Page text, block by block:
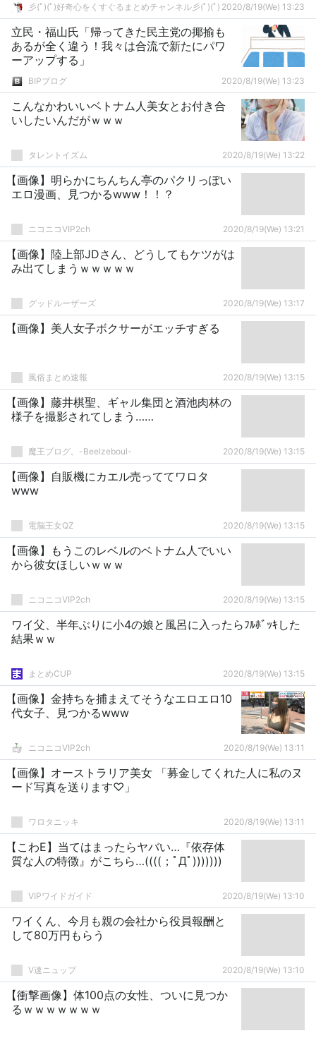
彡(ﾟ)(ﾟ)好奇心をくすぐるまとめチャンネル彡(ﾟ)(ﾟ) 2020/8/19(We) 13:23
立民・福山氏「帰ってきた民主党の揶揄も
あるが全く違う！我々は合流で新たにパワ
ーアップする」
BIPブログ 2020/8/19(We) 13:23
こんなかわいいベトナム人美女とお付き合
いしたいんだがｗｗｗ
タレントイズム 2020/8/19(We) 13:22
【画像】明らかにちんちん亭のパクリっぽい
エロ漫画、見つかるwww！！？
ニコニコVIP2ch 2020/8/19(We) 13:21
【画像】陸上部JDさん、どうしてもケツがは
み出てしまうｗｗｗｗｗ
グッドルーザーズ 2020/8/19(We) 13:17
【画像】美人女子ボクサーがエッチすぎる
風俗まとめ速報 2020/8/19(We) 13:15
【画像】藤井棋聖、ギャル集団と酒池肉林の
様子を撮影されてしまう……
魔王ブログ。-Beelzeboul- 2020/8/19(We) 13:15
【画像】自販機にカエル売っててワロタ
www
電脳王女QZ 2020/8/19(We) 13:15
【画像】もうこのレベルのベトナム人でいい
から彼女ほしいｗｗｗ
ニコニコVIP2ch 2020/8/19(We) 13:15
ワイ父、半年ぶりに小4の娘と風呂に入ったらﾌﾙﾎﾞｯｷした
結果ｗｗ
まとめCUP 2020/8/19(We) 13:15
【画像】金持ちを捕まえてそうなエロエロ10
代女子、見つかるwww
ニコニコVIP2ch 2020/8/19(We) 13:11
【画像】オーストラリア美女 「募金してくれた人に私のヌ
ード写真を送ります♡」
ワロタニッキ 2020/8/19(We) 13:11
【こわE】当てはまったらヤバい…『依存体
質な人の特徴』がこちら…((((；ﾟДﾟ)))))))
VIPワイドガイド 2020/8/19(We) 13:10
ワイくん、今月も親の会社から役員報酬と
して80万円もらう
V速ニュップ 2020/8/19(We) 13:10
【衝撃画像】体100点の女性、ついに見つか
るｗｗｗｗｗｗｗ